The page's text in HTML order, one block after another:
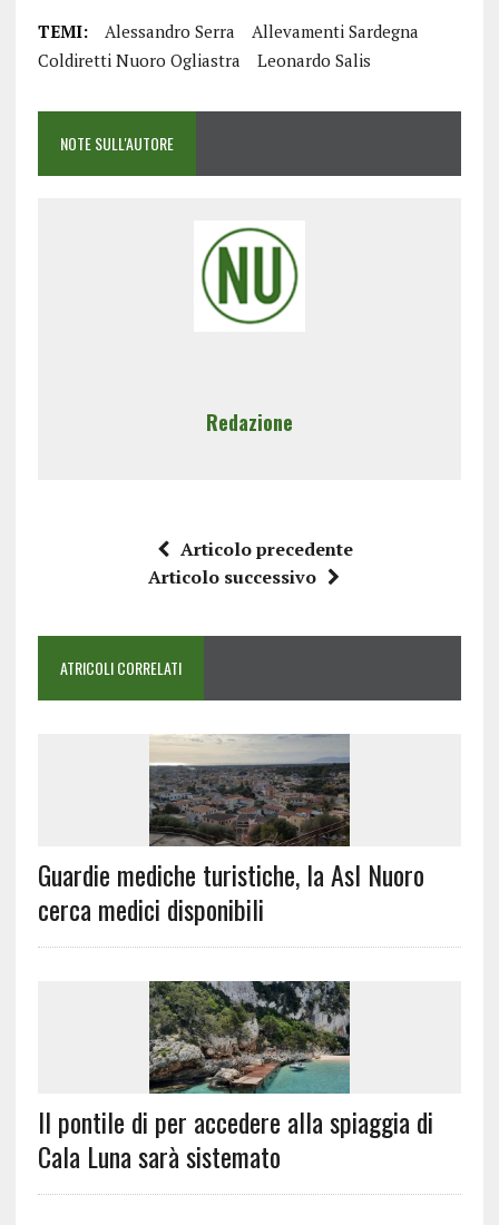
TEMI: Alessandro Serra
Allevamenti Sardegna
Coldiretti Nuoro Ogliastra
Leonardo Salis
NOTE SULL'AUTORE
Redazione
Articolo precedente
Articolo successivo
ATRICOLI CORRELATI
Guardie mediche turistiche, la Asl Nuoro
cerca medici disponibili
Il pontile di per accedere alla spiaggia di
Cala Luna sarà sistemato